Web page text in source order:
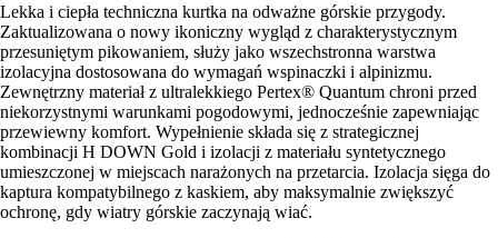
Lekka i ciepła techniczna kurtka na odważne górskie przygody.
Zaktualizowana o nowy ikoniczny wygląd z charakterystycznym
przesuniętym pikowaniem, służy jako wszechstronna warstwa
izolacyjna dostosowana do wymagań wspinaczki i alpinizmu.
Zewnętrzny materiał z ultralekkiego Pertex® Quantum chroni przed
niekorzystnymi warunkami pogodowymi, jednocześnie zapewniając
przewiewny komfort. Wypełnienie składa się z strategicznej
kombinacji H DOWN Gold i izolacji z materiału syntetycznego
umieszczonej w miejscach narażonych na przetarcia. Izolacja sięga do
kaptura kompatybilnego z kaskiem, aby maksymalnie zwiększyć
ochronę, gdy wiatry górskie zaczynają wiać.